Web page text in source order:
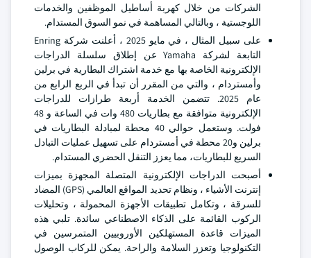
الشركات من خلال كهربة أساطيل الموظفين والخدمات
اللوجستية ، وبالتالي المساهمة في نمو السوق المستدام.
على سبيل المثال ، في مايو 2025 ، أعلنت شركة Enring
التابعة لشركة Yamaha عن إطلاق سلسلة الدراجات
الإلكترونية الخاصة بها مع خدمة اشتراك البطارية في برلين
وأمستردام ، والتي من المقرر أن تبدأ في الربع الرابع من
عام 2025. تتضمن الخدمة أربعة طرازات للدراجات
الإلكترونية متوافقة مع بطاريات 480 وات في الساعة و 48
فولت. وستعمل حوالي 40 محطة لمبادلة البطاريات في
برلين و20 محطة في أمستردام على تسهيل عمليات التبادل
السريع للبطاريات، مما يعزز التنقل الحضري المستدام.
أصبحت الدراجات الإلكترونية المتصلة المجهزة بميزات
إنترنت الأشياء ، ونظام تحديد المواقع العالمي (GPS) المضاد
للسرقة ، وتكامل تطبيقات الأجهزة المحمولة ، وتحليلات
الركوب القائمة على الذكاء الاصطناعي سائدة. تلبي هذه
الميزات قاعدة المستهلكين الأوروبيين المتمرسين في
التكنولوجيا وتعزز السلامة والراحة. يمكن للركاب الوصول